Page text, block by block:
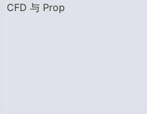
CFD 与 Prop